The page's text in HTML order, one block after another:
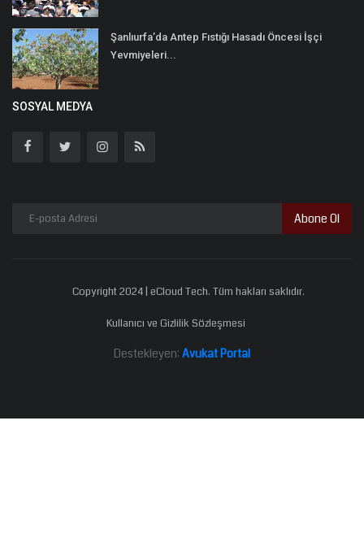
Şanlıurfa’da Antep Fıstığı Hasadı Öncesi İşçi
Yevmiyeleri...
SOSYAL MEDYA
Abone Ol
Copyright 2024 | eCloud Tech. Tüm hakları saklıdır.
Kullanıcı ve Gizlilik Sözleşmesi
Destekleyen: Avukat Portal